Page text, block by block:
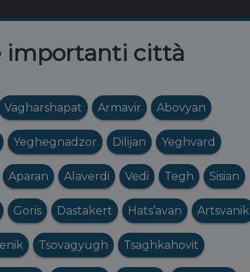
importanti città
Vagharshapat Armavir Abovyan
Yeghegnadzor Dilijan Yeghvard
Aparan Alaverdi Vedi Tegh Sisian
Goris Dastakert Hats’avan Artsvanik
Tsovagyugh Tsaghkahovit